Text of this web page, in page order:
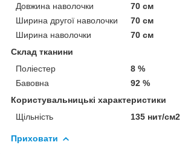
Довжина наволочки
70 см
Ширина другої наволочки
70 см
Ширина наволочки
70 см
Склад тканини
Поліестер
8 %
Бавовна
92 %
Користувальницькі характеристики
Щільність
135 нит/см2
Приховати